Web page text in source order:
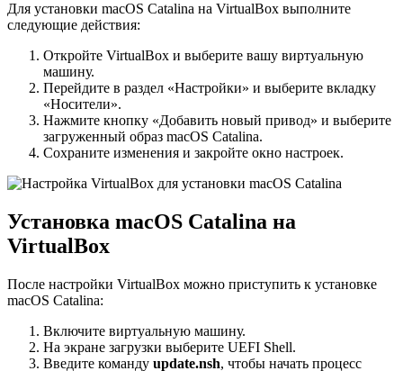
Для установки macOS Catalina на VirtualBox выполните
следующие действия:
Откройте VirtualBox и выберите вашу виртуальную
машину.
Перейдите в раздел «Настройки» и выберите вкладку
«Носители».
Нажмите кнопку «Добавить новый привод» и выберите
загруженный образ macOS Catalina.
Сохраните изменения и закройте окно настроек.
Установка macOS Catalina на
VirtualBox
После настройки VirtualBox можно приступить к установке
macOS Catalina:
Включите виртуальную машину.
На экране загрузки выберите UEFI Shell.
Введите команду update.nsh, чтобы начать процесс